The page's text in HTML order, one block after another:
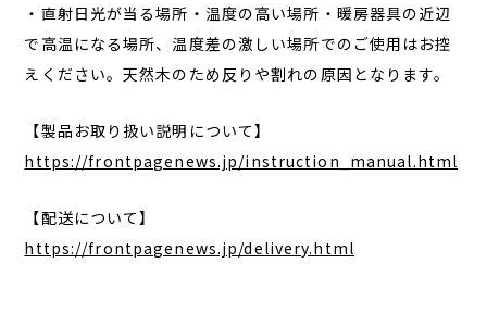
・直射日光が当る場所・温度の高い場所・暖房器具の近辺
で高温になる場所、温度差の激しい場所でのご使用はお控
えください。天然木のため反りや割れの原因となります。
【製品お取り扱い説明について】
https://frontpagenews.jp/instruction_manual.html
【配送について】
https://frontpagenews.jp/delivery.html